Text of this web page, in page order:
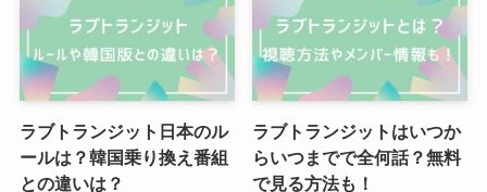
ラブトランジット日本のル
ールは？韓国乗り換え番組
との違いは？
ラブトランジットはいつか
らいつまでで全何話？無料
で見る方法も！